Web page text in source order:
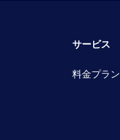
サービス
料金プラン